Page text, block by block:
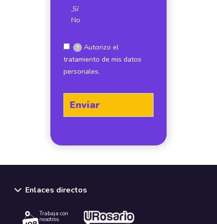
Sí
No
?
Autorizo el
tratamiento de mis datos
personales.
Enlaces directos
Trabaja con
nosotros.